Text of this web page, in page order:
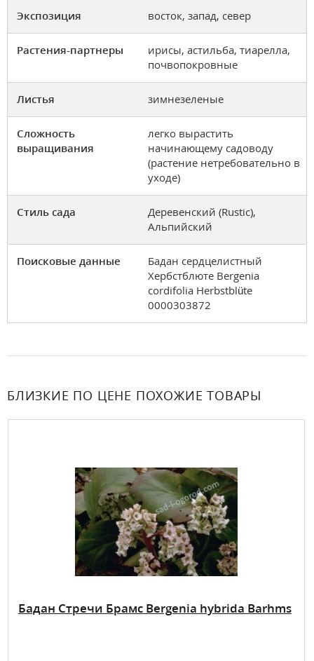
Экспозиция восток, запад, север
Растения-партнеры
ирисы, астильба, тиарелла,
почвопокровные
Листья зимнезеленые
Сложность
выращивания
легко вырастить
начинающему садоводу
(растение нетребовательно в
уходе)
Стиль сада
Деревенский (Rustic),
Альпийский
Поисковые данные
Бадан сердцелистный
Хербстблюте Bergenia
cordifolia Herbstblüte
0000303872
БЛИЗКИЕ ПО ЦЕНЕ ПОХОЖИЕ ТОВАРЫ
Бадан Стречи Брамс Bergenia hybrida Barhms